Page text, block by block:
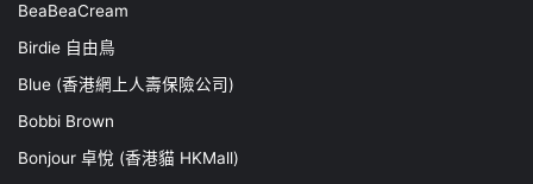
BeaBeaCream
Birdie 自由鳥
Blue (香港網上人壽保險公司)
Bobbi Brown
Bonjour 卓悅 (香港貓 HKMall)